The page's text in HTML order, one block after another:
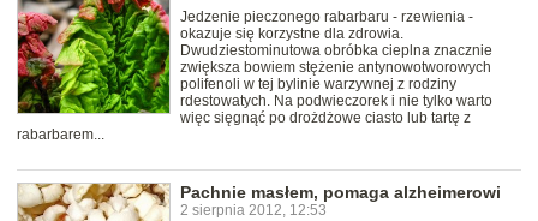
Jedzenie pieczonego rabarbaru - rzewienia -
okazuje się korzystne dla zdrowia.
Dwudziestominutowa obróbka cieplna znacznie
zwiększa bowiem stężenie antynowotworowych
polifenoli w tej bylinie warzywnej z rodziny
rdestowatych. Na podwieczorek i nie tylko warto
więc sięgnąć po drożdżowe ciasto lub tartę z
rabarbarem...
Pachnie masłem, pomaga alzheimerowi
2 sierpnia 2012, 12:53